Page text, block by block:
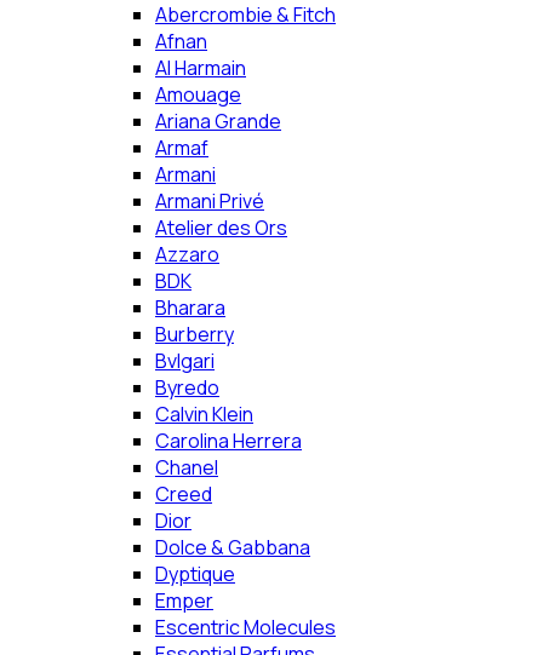
Abercrombie & Fitch
Afnan
Al Harmain
Amouage
Ariana Grande
Armaf
Armani
Armani Privé
Atelier des Ors
Azzaro
BDK
Bharara
Burberry
Bvlgari
Byredo
Calvin Klein
Carolina Herrera
Chanel
Creed
Dior
Dolce & Gabbana
Dyptique
Emper
Escentric Molecules